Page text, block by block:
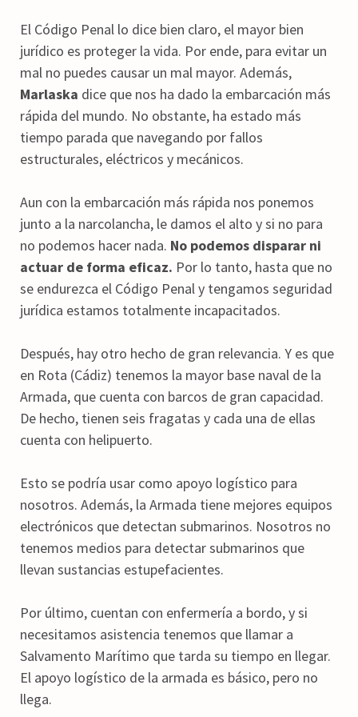
El Código Penal lo dice bien claro, el mayor bien
jurídico es proteger la vida. Por ende, para evitar un
mal no puedes causar un mal mayor. Además,
Marlaska dice que nos ha dado la embarcación más
rápida del mundo. No obstante, ha estado más
tiempo parada que navegando por fallos
estructurales, eléctricos y mecánicos.
Aun con la embarcación más rápida nos ponemos
junto a la narcolancha, le damos el alto y si no para
no podemos hacer nada. No podemos disparar ni
actuar de forma eficaz. Por lo tanto, hasta que no
se endurezca el Código Penal y tengamos seguridad
jurídica estamos totalmente incapacitados.
Después, hay otro hecho de gran relevancia. Y es que
en Rota (Cádiz) tenemos la mayor base naval de la
Armada, que cuenta con barcos de gran capacidad.
De hecho, tienen seis fragatas y cada una de ellas
cuenta con helipuerto.
Esto se podría usar como apoyo logístico para
nosotros. Además, la Armada tiene mejores equipos
electrónicos que detectan submarinos. Nosotros no
tenemos medios para detectar submarinos que
llevan sustancias estupefacientes.
Por último, cuentan con enfermería a bordo, y si
necesitamos asistencia tenemos que llamar a
Salvamento Marítimo que tarda su tiempo en llegar.
El apoyo logístico de la armada es básico, pero no
llega.